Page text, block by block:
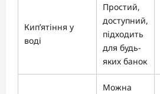
Кип’ятіння у
воді
Простий,
доступний,
підходить
для будь-
яких банок
Можна